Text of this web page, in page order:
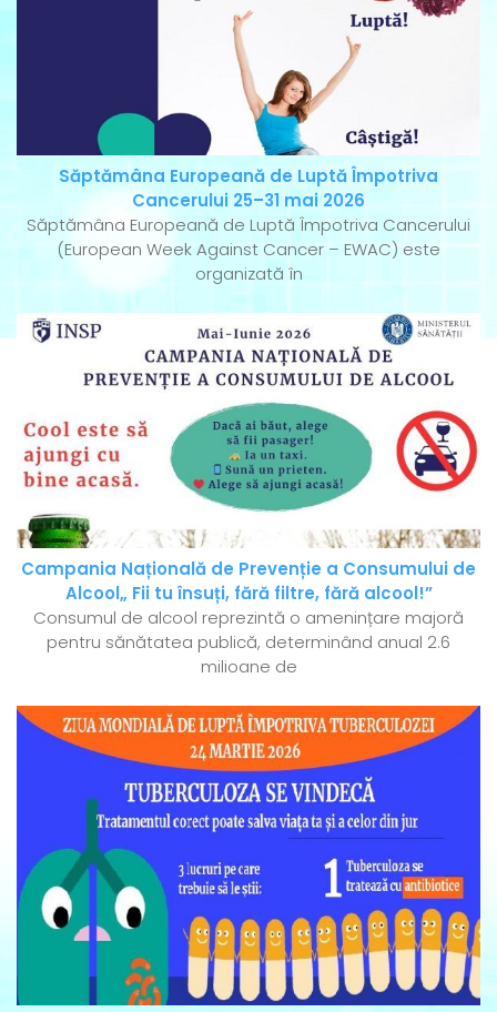
Săptămâna Europeană de Luptă Împotriva
Cancerului 25–31 mai 2026
Săptămâna Europeană de Luptă Împotriva Cancerului
(European Week Against Cancer – EWAC) este
organizată în
Campania Națională de Prevenție a Consumului de
Alcool„ Fii tu însuți, fără filtre, fără alcool!”
Consumul de alcool reprezintă o amenințare majoră
pentru sănătatea publică, determinând anual 2.6
milioane de